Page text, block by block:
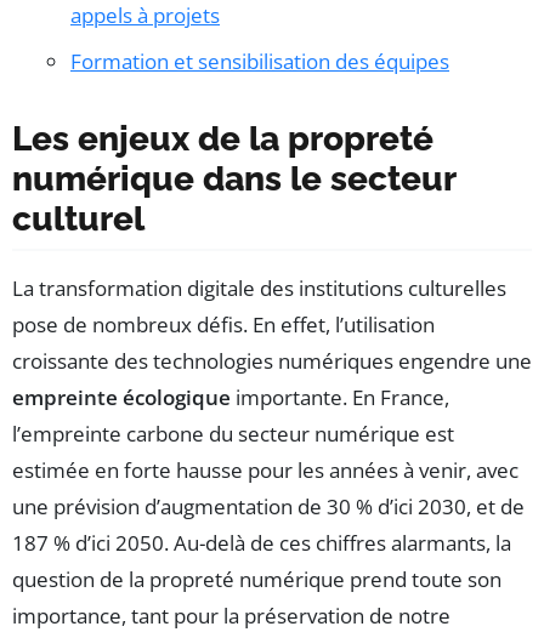
appels à projets
Formation et sensibilisation des équipes
Les enjeux de la propreté
numérique dans le secteur
culturel
La transformation digitale des institutions culturelles
pose de nombreux défis. En effet, l’utilisation
croissante des technologies numériques engendre une
empreinte écologique importante. En France,
l’empreinte carbone du secteur numérique est
estimée en forte hausse pour les années à venir, avec
une prévision d’augmentation de 30 % d’ici 2030, et de
187 % d’ici 2050. Au-delà de ces chiffres alarmants, la
question de la propreté numérique prend toute son
importance, tant pour la préservation de notre